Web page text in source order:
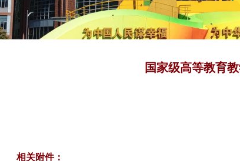
国家级高等教育
相关附件：